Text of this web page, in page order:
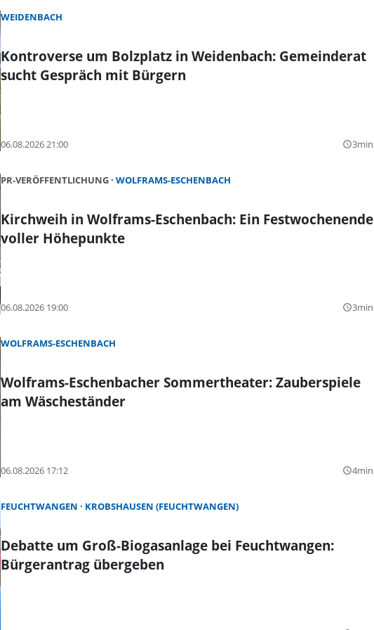
WEIDENBACH
Kontroverse um Bolzplatz in Weidenbach: Gemeinderat
sucht Gespräch mit Bürgern
06.08.2026 21:00 query_builder3min
PR-VERÖFFENTLICHUNG WOLFRAMS-ESCHENBACH
Kirchweih in Wolframs-Eschenbach: Ein Festwochenende
voller Höhepunkte
06.08.2026 19:00 query_builder3min
WOLFRAMS-ESCHENBACH
Wolframs-Eschenbacher Sommertheater: Zauberspiele
am Wäscheständer
06.08.2026 17:12 query_builder4min
FEUCHTWANGEN KROBSHAUSEN (FEUCHTWANGEN)
Debatte um Groß-Biogasanlage bei Feuchtwangen:
Bürgerantrag übergeben